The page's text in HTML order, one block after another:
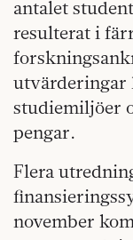
antalet
resulterat i
utvärderingar
studiemiljöer
pengar.
Flera
november